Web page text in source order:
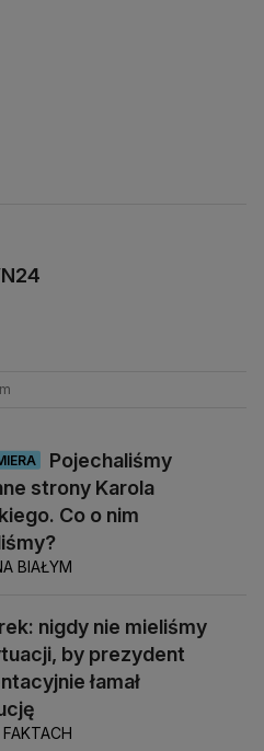
Pojechaliśmy
strony Karola
Co o nim
BIAŁYM
nigdy nie mieliśmy
by prezydent
łamał